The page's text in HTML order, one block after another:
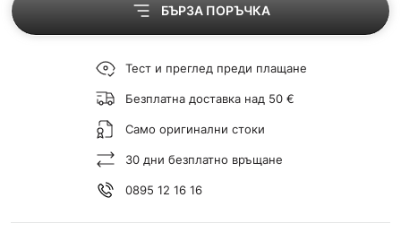
БЪРЗА ПОРЪЧКА
Тест и преглед преди плащане
Безплатна доставка над 50 €
Само оригинални стоки
30 дни безплатно връщане
0895 12 16 16